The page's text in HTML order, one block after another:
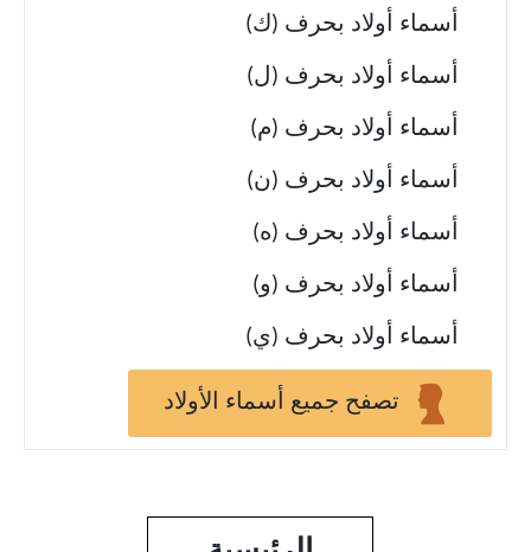
أسماء أولاد بحرف (ك)
أسماء أولاد بحرف (ل)
أسماء أولاد بحرف (م)
أسماء أولاد بحرف (ن)
أسماء أولاد بحرف (ه)
أسماء أولاد بحرف (و)
أسماء أولاد بحرف (ي)
تصفح جميع أسماء الأولاد